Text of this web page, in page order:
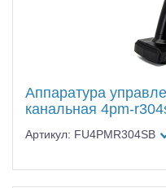
Аппаратура
канальная 4pm-
Артикул: FU4PMR304SB